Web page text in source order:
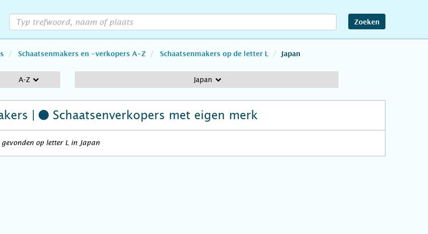
Zoeken
Schaatsenmakers en -verkopers A-Z Schaatsenmakers op de letter L Japan
A-Z Japan
| Schaatsenverkopers met eigen merk
op letter L in Japan